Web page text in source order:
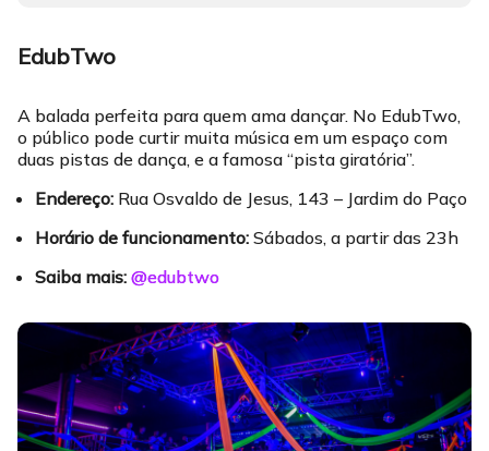
EdubTwo
A balada perfeita para quem ama dançar. No EdubTwo,
o público pode curtir muita música em um espaço com
duas pistas de dança, e a famosa “pista giratória”.
Endereço: Rua Osvaldo de Jesus, 143 – Jardim do Paço
Horário de funcionamento: Sábados, a partir das 23h
Saiba mais: @edubtwo